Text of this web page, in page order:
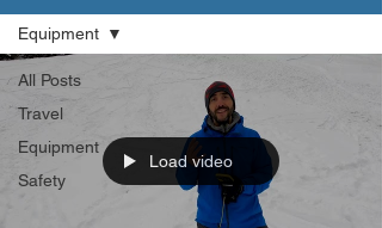
All Posts
Travel
Еquipment
Safety
Еquipment
Load video